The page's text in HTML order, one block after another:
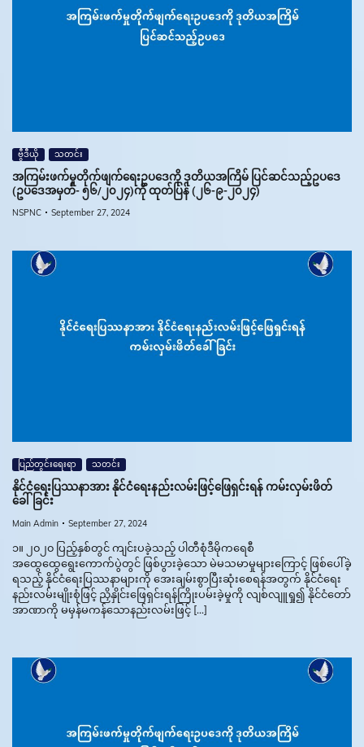
ဗွီဒီယို သတင်း
အကြမ်းဖက်မှုတိုက်ဖျက်ရေးဥပဒေကို ဒုတိယအကြိမ် ပြင်ဆင်သည့်ဥပဒေ
(ဥပဒေအမှတ်- ၅၆/၂၀၂၄)ကို ထုတ်ပြန် (၂၆-၉-၂၀၂၄)
NSPNC September 27, 2024
ပြည်တွင်းရေးရာ သတင်း
နိုင်ငံရေးပြဿနာအား နိုင်ငံရေးနည်းလမ်းဖြင့်ဖြေရှင်းရန် ကမ်းလှမ်းဖိတ်
ခေါ်ခြင်း
Main Admin September 27, 2024
၁။ ၂၀၂၀ ပြည့်နှစ်တွင် ကျင်းပခဲ့သည့် ပါတီစုံဒီမိုကရေစီ
အထွေထွေရွေးကောက်ပွဲတွင် ဖြစ်ပွားခဲ့သော မဲမသမာမှုများကြောင့် ဖြစ်ပေါ်ခဲ့
ရသည့် နိုင်ငံရေးပြဿနာများကို အေးချမ်းစွာပြီးဆုံးစေရန်အတွက် နိုင်ငံရေး
နည်းလမ်းမျိုးစုံဖြင့် ညှိနှိုင်းဖြေရှင်းရန်ကြိုးပမ်းခဲ့မှုကို လျစ်လျူရှု၍ နိုင်ငံတော်
အာဏာကို မမှန်မကန်သောနည်းလမ်းဖြင့် […]